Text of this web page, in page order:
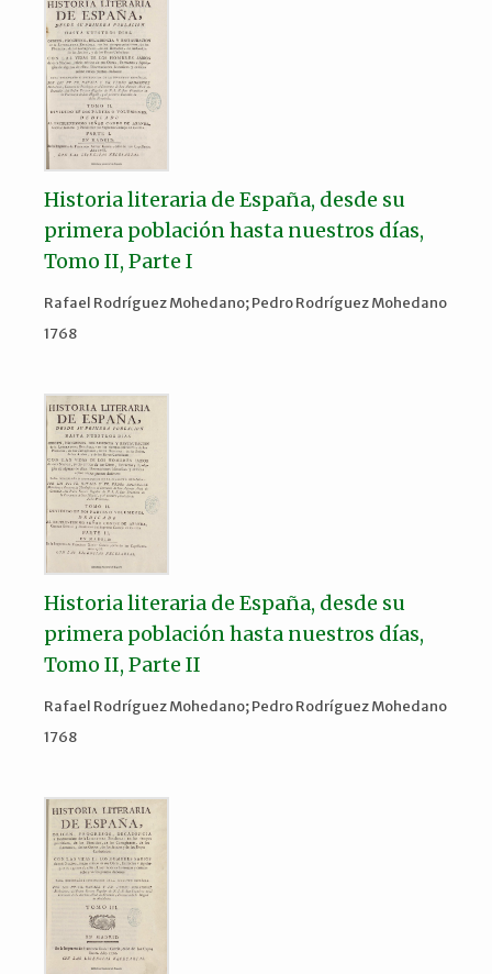
Historia literaria de España, desde su
primera población hasta nuestros días,
Tomo II, Parte I
Rafael Rodríguez Mohedano; Pedro Rodríguez Mohedano
1768
Historia literaria de España, desde su
primera población hasta nuestros días,
Tomo II, Parte II
Rafael Rodríguez Mohedano; Pedro Rodríguez Mohedano
1768